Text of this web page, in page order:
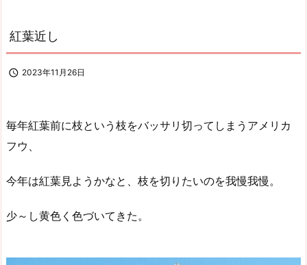
紅葉近し
 2023年11月26日
毎年紅葉前に枝という枝をバッサリ切ってしまうアメリカ
フウ、
今年は紅葉見ようかなと、枝を切りたいのを我慢我慢。
少～し黄色く色づいてきた。